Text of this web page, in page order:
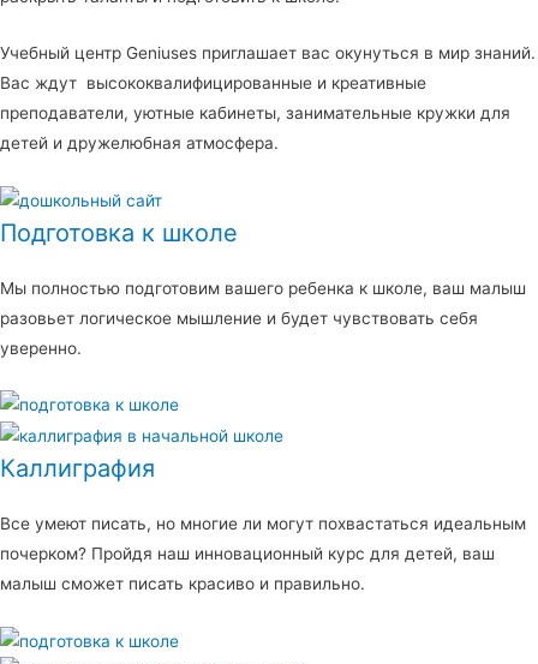
Учебный центр Geniuses приглашает вас окунуться в мир знаний.
Вас ждут высококвалифицированные и креативные
преподаватели, уютные кабинеты, занимательные кружки для
детей и дружелюбная атмосфера.
Подготовка к школе
Мы полностью подготовим вашего ребенка к школе, ваш малыш
разовьет логическое мышление и будет чувствовать себя
уверенно.
Каллиграфия
Все умеют писать, но многие ли могут похвастаться идеальным
почерком? Пройдя наш инновационный курс для детей, ваш
малыш сможет писать красиво и правильно.